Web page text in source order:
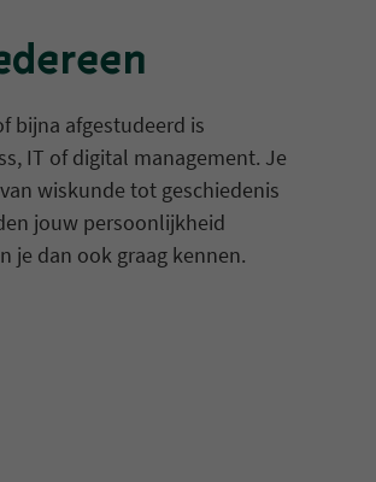
bijna afgestudeerd is
IT of digital management. Je
wiskunde tot geschiedenis
jouw persoonlijkheid
je dan ook graag kennen.